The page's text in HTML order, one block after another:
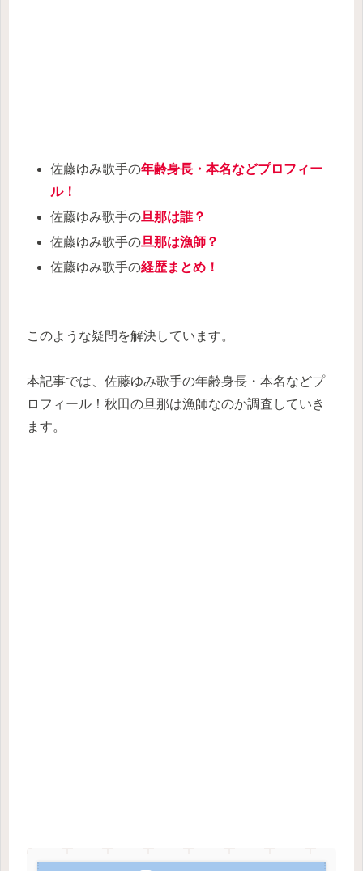
佐藤ゆみ歌手の年齢身長・本名などプロフィー
ル！
佐藤ゆみ歌手の旦那は誰？
佐藤ゆみ歌手の旦那は漁師？
佐藤ゆみ歌手の経歴まとめ！
このような疑問を解決しています。
本記事では、佐藤ゆみ歌手の年齢身長・本名などプ
ロフィール！秋田の旦那は漁師なのか調査していき
ます。